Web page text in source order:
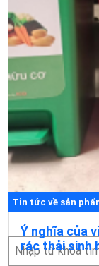
Tin tức về sản
Ý nghĩa của
rác thải sinh
Tìm
kiếm